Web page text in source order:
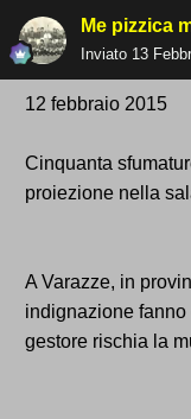
Me pizzica
Inviato 13
12 febbraio 2015
Cinquanta
proiezione nella
A Varazze, in
indignazione fanno
gestore rischia la